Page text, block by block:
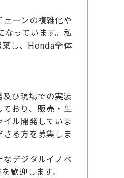
ーンの複雑化や
っています。私
し、Honda全体
び現場での実装
おり、販売・生
ル開発していま
る方を募集しま
デジタルイノベ
歓迎します。